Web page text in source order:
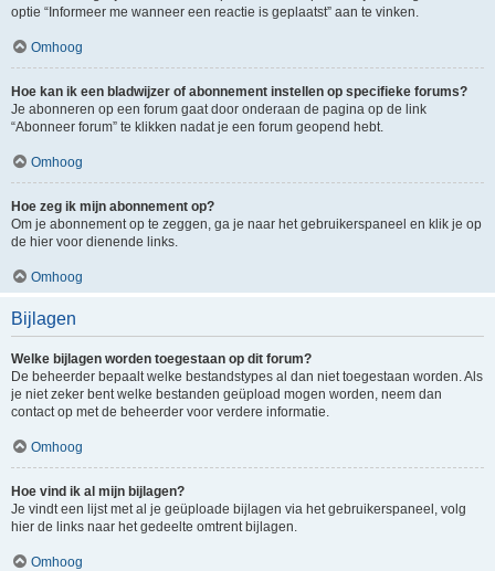
optie “Informeer me wanneer een reactie is geplaatst” aan te vinken.
Omhoog
Hoe kan ik een bladwijzer of abonnement instellen op specifieke forums?
Je abonneren op een forum gaat door onderaan de pagina op de link
“Abonneer forum” te klikken nadat je een forum geopend hebt.
Omhoog
Hoe zeg ik mijn abonnement op?
Om je abonnement op te zeggen, ga je naar het gebruikerspaneel en klik je op
de hier voor dienende links.
Omhoog
Bijlagen
Welke bijlagen worden toegestaan op dit forum?
De beheerder bepaalt welke bestandstypes al dan niet toegestaan worden. Als
je niet zeker bent welke bestanden geüpload mogen worden, neem dan
contact op met de beheerder voor verdere informatie.
Omhoog
Hoe vind ik al mijn bijlagen?
Je vindt een lijst met al je geüploade bijlagen via het gebruikerspaneel, volg
hier de links naar het gedeelte omtrent bijlagen.
Omhoog